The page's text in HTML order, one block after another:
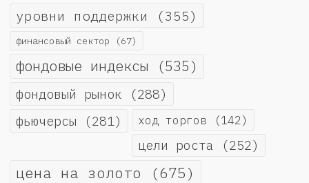
уровни поддержки (355)
финансовый сектор (67)
фондовые индексы (535)
фондовый рынок (288)
фьючерсы (281) ход торгов (142)
цели роста (252)
цена на золото (675)